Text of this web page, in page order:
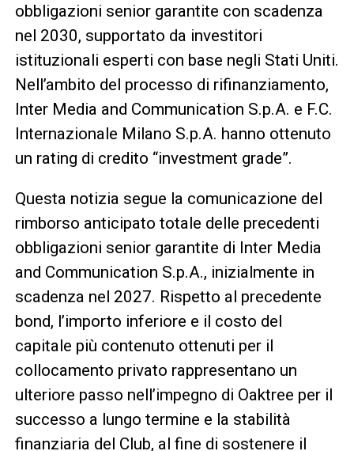
obbligazioni senior garantite con scadenza
nel 2030, supportato da investitori
istituzionali esperti con base negli Stati Uniti.
Nell’ambito del processo di rifinanziamento,
Inter Media and Communication S.p.A. e F.C.
Internazionale Milano S.p.A. hanno ottenuto
un rating di credito “investment grade”.
Questa notizia segue la comunicazione del
rimborso anticipato totale delle precedenti
obbligazioni senior garantite di Inter Media
and Communication S.p.A., inizialmente in
scadenza nel 2027. Rispetto al precedente
bond, l’importo inferiore e il costo del
capitale più contenuto ottenuti per il
collocamento privato rappresentano un
ulteriore passo nell’impegno di Oaktree per il
successo a lungo termine e la stabilità
finanziaria del Club, al fine di sostenere il